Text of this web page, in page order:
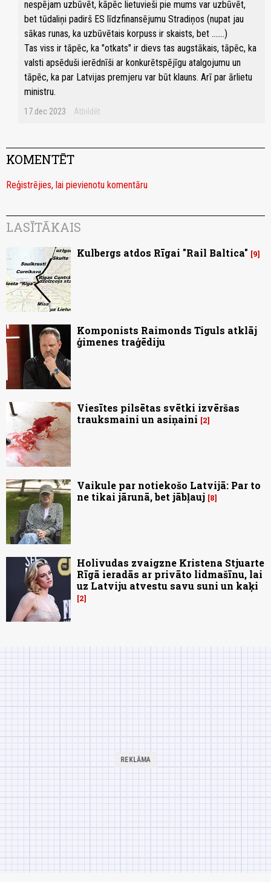
nespējam uzbūvēt, kāpēc lietuvieši pie mums var uzbūvēt,
bet tūdaliņi padirš ES līdzfinansējumu Stradiņos (nupat jau
sākas runas, ka uzbūvētais korpuss ir skaists, bet .......)
Tas viss ir tāpēc, ka "otkats" ir dievs tas augstākais, tāpēc, ka
valsti apsēduši ierēdnīši ar konkurētspējīgu atalgojumu un
tāpēc, ka par Latvijas premjeru var būt klauns. Arī par ārlietu
ministru.
17.dec 2023 Atbildēt
KOMENTĒT
Reģistrējies, lai pievienotu komentāru
LASĪTĀKAIS
Kulbergs atdos Rīgai "Rail Baltica" 9
Komponists Raimonds Tiguls atklāj
ģimenes traģēdiju
Viesītes pilsētas svētki izvēršas
trauksmaini un asiņaini
2
Vaikule par notiekošo Latvijā: Par to
ne tikai jārunā, bet jābļauj 8
Holivudas zvaigzne Kristena Stjuarte
Rīgā ieradās ar privāto lidmašīnu, lai
uz Latviju atvestu savu suni un kaķi
2